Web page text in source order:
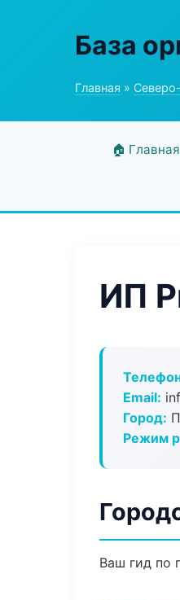
База
Главная »
🏠 Главная
ИП
Email:
Город:
Режим
Ваш гид по